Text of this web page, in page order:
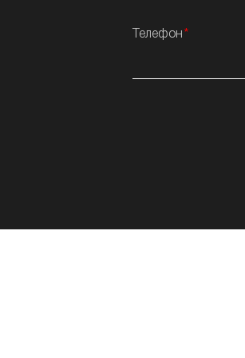
Телефон